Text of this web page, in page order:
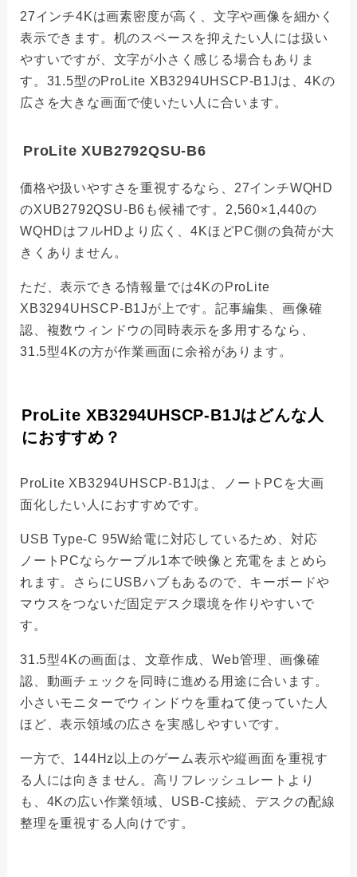
27インチ4Kは画素密度が高く、文字や画像を細かく
表示できます。机のスペースを抑えたい人には扱い
やすいですが、文字が小さく感じる場合もありま
す。31.5型のProLite XB3294UHSCP-B1Jは、4Kの
広さを大きな画面で使いたい人に合います。
ProLite XUB2792QSU-B6
価格や扱いやすさを重視するなら、27インチWQHD
のXUB2792QSU-B6も候補です。2,560×1,440の
WQHDはフルHDより広く、4KほどPC側の負荷が大
きくありません。
ただ、表示できる情報量では4KのProLite
XB3294UHSCP-B1Jが上です。記事編集、画像確
認、複数ウィンドウの同時表示を多用するなら、
31.5型4Kの方が作業画面に余裕があります。
ProLite XB3294UHSCP-B1Jはどんな人
におすすめ？
ProLite XB3294UHSCP-B1Jは、ノートPCを大画
面化したい人におすすめです。
USB Type-C 95W給電に対応しているため、対応
ノートPCならケーブル1本で映像と充電をまとめら
れます。さらにUSBハブもあるので、キーボードや
マウスをつないだ固定デスク環境を作りやすいで
す。
31.5型4Kの画面は、文章作成、Web管理、画像確
認、動画チェックを同時に進める用途に合います。
小さいモニターでウィンドウを重ねて使っていた人
ほど、表示領域の広さを実感しやすいです。
一方で、144Hz以上のゲーム表示や縦画面を重視す
る人には向きません。高リフレッシュレートより
も、4Kの広い作業領域、USB-C接続、デスクの配線
整理を重視する人向けです。